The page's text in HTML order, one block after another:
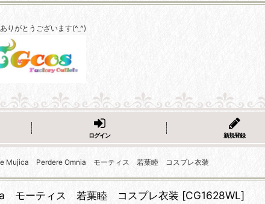
りがとうございます(^_^)
ログイン 新規登録
Mujica Perdere Omnia モーティス 若葉睦 コスプレ衣装
モーティス 若葉睦 コスプレ衣装 [CG1628WL]